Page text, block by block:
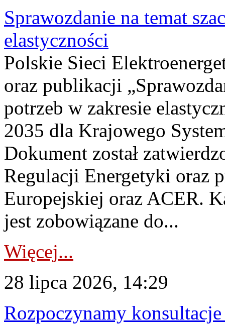
Sprawozdanie na temat
elastyczności
Polskie Sieci
oraz publikacji
potrzeb w zakresie
2035 dla Krajowego
Dokument został
Regulacji Energetyki oraz
Europejskiej oraz ACER.
jest zobowiązane do...
Więcej...
28 lipca 2026, 14:29
Rozpoczynamy